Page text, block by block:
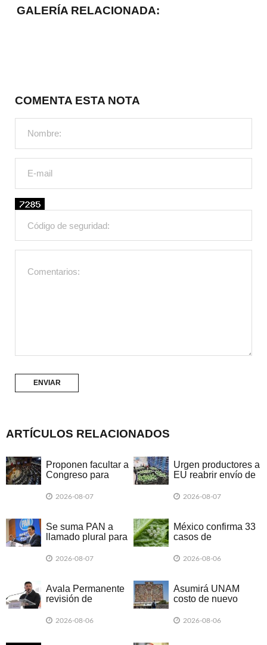
GALERÍA RELACIONADA:
COMENTA ESTA NOTA
ARTÍCULOS RELACIONADOS
Proponen facultar a
Congreso para
de IA2026-08-07
Urgen productores a
EU reabrir envío de
2026-08-07
Se suma PAN a
llamado plural para
Ruffo2026-08-07
México confirma 33
casos de
2026-08-06
Avala Permanente
revisión de
Samuel
2026-08-06
Asumirá UNAM
costo de nuevo
2026-08-06